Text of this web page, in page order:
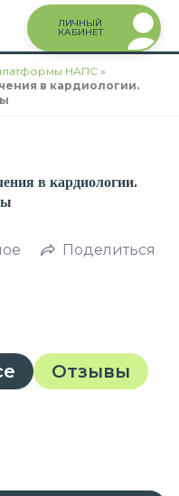
ЛИЧНЫЙ
КАБИНЕТ
НАПС »
в кардиологии.
в кардиологии.
Поделиться
Отзывы